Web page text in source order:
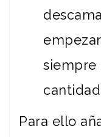
siempre
Para ello